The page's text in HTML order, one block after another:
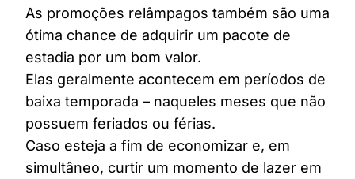
As promoções relâmpagos também são uma
ótima chance de adquirir um pacote de
estadia por um bom valor.
Elas geralmente acontecem em períodos de
baixa temporada – naqueles meses que não
possuem feriados ou férias.
Caso esteja a fim de economizar e, em
simultâneo, curtir um momento de lazer em